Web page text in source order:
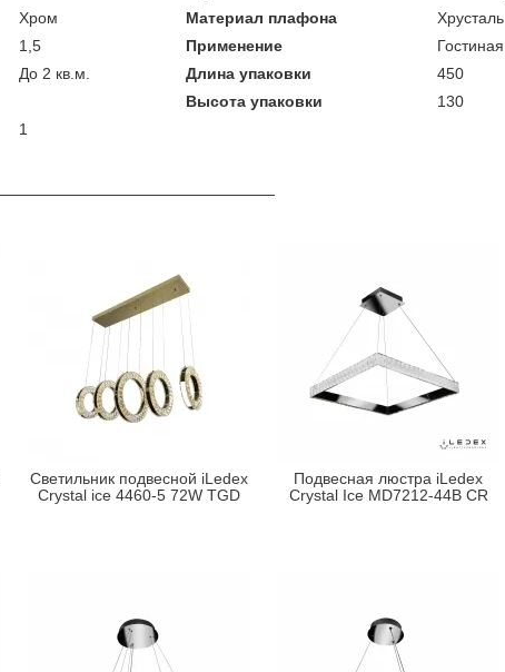
Хром Материал плафона Хрусталь
1,5 Применение Гостиная
До 2 кв.м. Длина упаковки 450
Высота упаковки
130
1
Светильник подвесной iLedex
Crystal ice 4460-5 72W TGD
Подвесная люстра iLedex
Crystal Ice MD7212-44B CR